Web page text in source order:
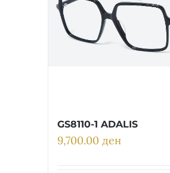
GS8110-1 ADALIS
9,700.00 ден